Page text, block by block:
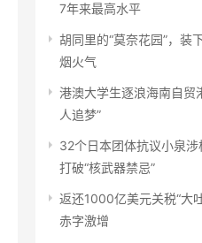
7年来最高水平
胡同里的“莫奈花园”，装
烟火气
港澳大学生逐浪海南自贸
人追梦”
32个日本团体抗议小泉
打破“核武器禁忌”
返还1000亿美元关税“大
赤字激增